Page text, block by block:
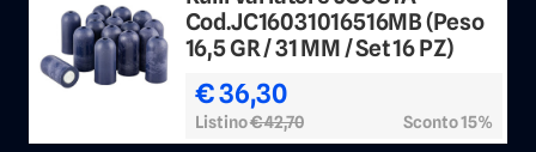
Cod.JC16031016516MB (Peso
16,5 GR / 31 MM / Set 16 PZ)
€ 36,30
Listino€ 42,70 Sconto 15%